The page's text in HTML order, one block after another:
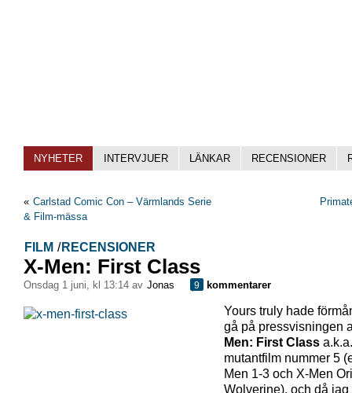
NYHETER INTERVJUER LÄNKAR RECENSIONER
« Carlstad Comic Con – Värmlands Serie
& Film-mässa
FILM / RECENSIONER
X-Men: First Class
onsdag 1 juni, kl 13:14 av Jonas 9 kommentarer
Yours truly hade
gå på pressvisningen
Men: First Class a.k.a.
mutantfilm nummer 5
Men 1-3 och X-Men
Wolverine), och då jag